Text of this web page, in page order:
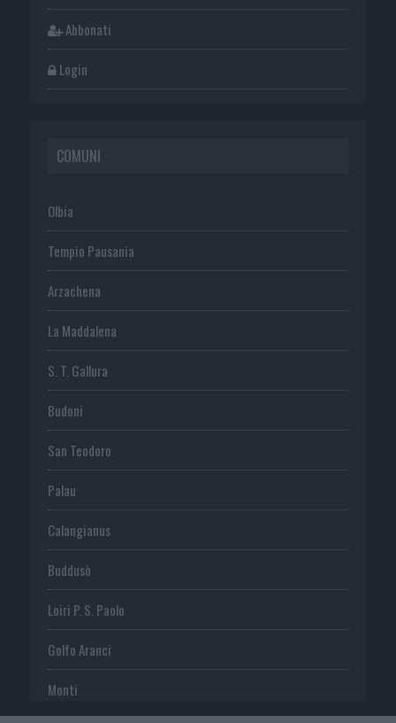
Abbonati
Login
COMUNI
Olbia
Tempio Pausania
Arzachena
La Maddalena
S. T. Gallura
Budoni
San Teodoro
Palau
Calangianus
Buddusò
Loiri P. S. Paolo
Golfo Aranci
Monti